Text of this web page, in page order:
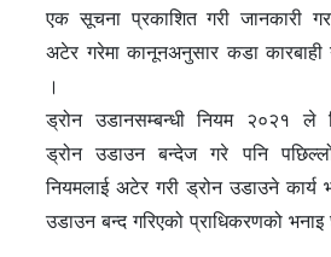
एक सूचना प्रकाशित गरी जानकारी
अटेर गरेमा कानूनअनुसार कडा कारबाही
।
ड्रोन उडानसम्बन्धी नियम २०२१ ले
ड्रोन उडाउन बन्देज गरे पनि
नियमलाई अटेर गरी ड्रोन उडाउने कार्य
उडाउन बन्द गरिएको प्राधिकरणको